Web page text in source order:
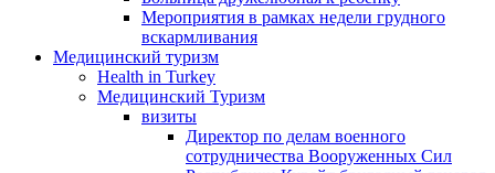
Мероприятия в рамках недели грудного
вскармливания
Медицинский туризм
Health in Turkey
Медицинский Туризм
визиты
Директор по делам военного
сотрудничества Вооруженных Сил